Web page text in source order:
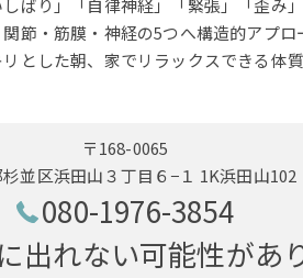
ばり」「自律神経」「緊張」「歪み
節・筋膜・神経の5つへ構造的アプ
リとした朝、家でリラックスできる
〒168-0065
並区浜田山３丁目６−１ 1K浜田山102
080-1976-3854
出れない可能性があ